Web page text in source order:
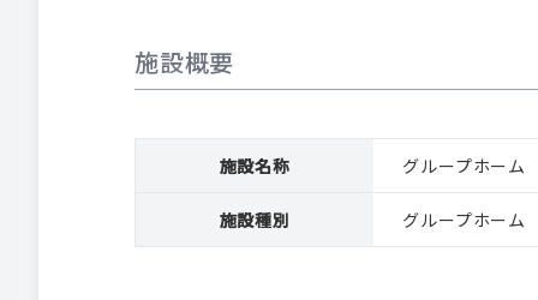
施設概要
施設名称 グループホー
施設種別 グループホーム